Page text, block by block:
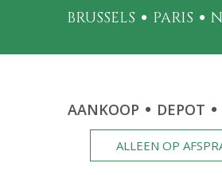
BRUSSELS PARIS
AANKOOP DEPOT
ALLEEN OP